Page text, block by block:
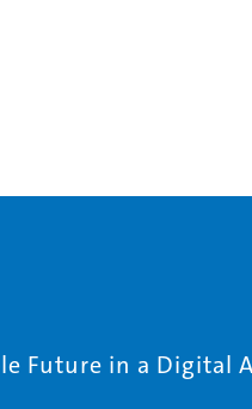
Future in a Digital